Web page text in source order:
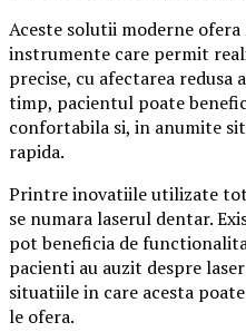
Aceste solutii moderne
instrumente care permit
precise, cu afectarea
timp, pacientul poate
confortabila si, in anumite
rapida.
Printre inovatiile utilizate
se numara laserul dentar.
pot beneficia de
pacienti au auzit despre
situatiile in care acesta
le ofera.